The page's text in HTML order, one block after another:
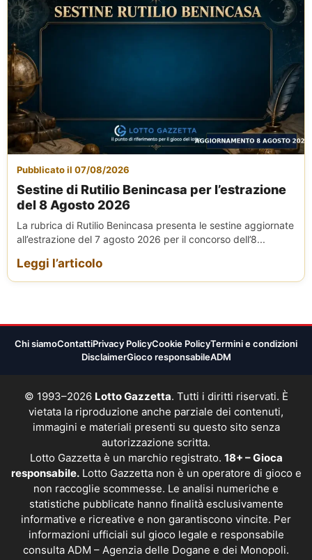
Pubblicato il 07/08/2026
Sestine di Rutilio Benincasa per l’estrazione
del 8 Agosto 2026
La rubrica di Rutilio Benincasa presenta le sestine aggiornate
all’estrazione del 7 agosto 2026 per il concorso dell’8...
Leggi l’articolo
Chi siamoContattiPrivacy PolicyCookie PolicyTermini e condizioni
DisclaimerGioco responsabileADM
© 1993–2026 Lotto Gazzetta. Tutti i diritti riservati. È
vietata la riproduzione anche parziale dei contenuti,
immagini e materiali presenti su questo sito senza
autorizzazione scritta.
Lotto Gazzetta è un marchio registrato. 18+ – Gioca
responsabile.Lotto Gazzetta non è un operatore di gioco e
non raccoglie scommesse. Le analisi numeriche e
statistiche pubblicate hanno finalità esclusivamente
informative e ricreative e non garantiscono vincite. Per
informazioni ufficiali sul gioco legale e responsabile
consulta ADM – Agenzia delle Dogane e dei Monopoli.